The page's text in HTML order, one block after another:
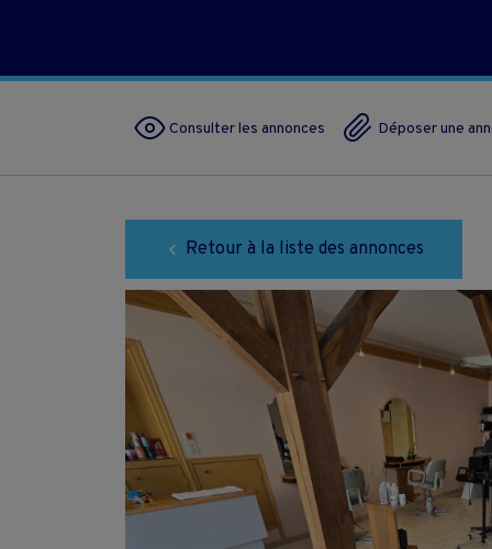
Consulter les annonces Déposer une
Retour à la liste des annonces